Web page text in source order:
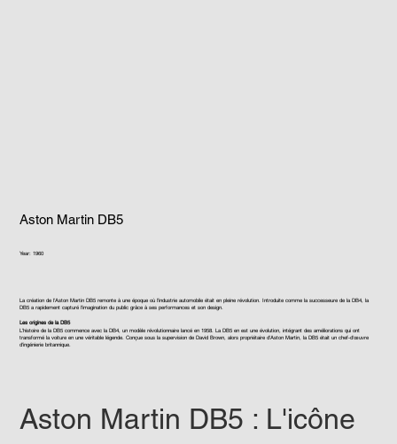
Aston Martin DB5 : L'icône
La création de l'Aston Martin DB5 remonte à une époque où l'industrie automobile était en pleine révolution. Introduite comme la successeure de la DB4, la
DB5 a rapidement capturé l'imagination du public grâce à ses performances et son design.
Les origines de la DB5
L'histoire de la DB5 commence avec la DB4, un modèle révolutionnaire lancé en 1958. La DB5 en est une évolution, intégrant des améliorations qui ont
transformé la voiture en une véritable légende. Conçue sous la supervision de David Brown, alors propriétaire d'Aston Martin, la DB5 était un chef-d'œuvre
d'ingénierie britannique.
Aston Martin DB5
Year: 1960